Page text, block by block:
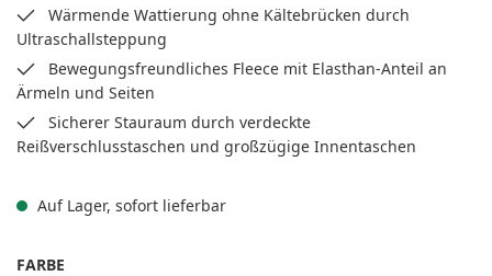
Wärmende Wattierung ohne Kältebrücken durch
Ultraschallsteppung
Bewegungsfreundliches Fleece mit Elasthan-Anteil an
Ärmeln und Seiten
Sicherer Stauraum durch verdeckte
Reißverschlusstaschen und großzügige Innentaschen
Auf Lager, sofort lieferbar
FARBE